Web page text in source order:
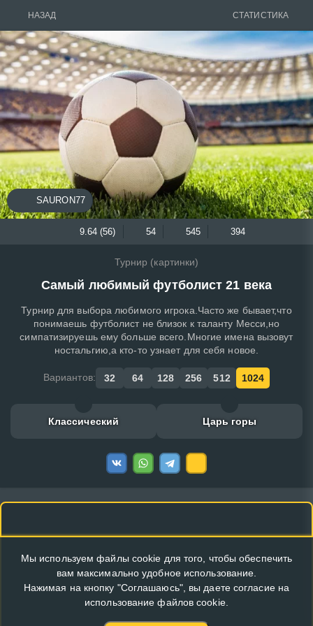
НАЗАД СТАТИСТИКА
SAURON77
9.64 (56) 54 545 394
Турнир (картинки)
Самый любимый футболист 21 века
Турнир для выбора любимого игрока.Часто же бывает,что
понимаешь футболист не близок к таланту Месси,но
симпатизируешь ему больше всего.Многие имена вызовут
ностальгию,а кто-то узнает для себя новое.
Вариантов: 32 64 128 256 512 1024
Классический Царь горы
Мы используем файлы cookie для того, чтобы обеспечить
вам максимально удобное использование.
Нажимая на кнопку "Соглашаюсь", вы даете согласие на
использование файлов cookie.